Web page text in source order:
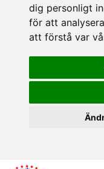
dig personligt
för att
att förstå var